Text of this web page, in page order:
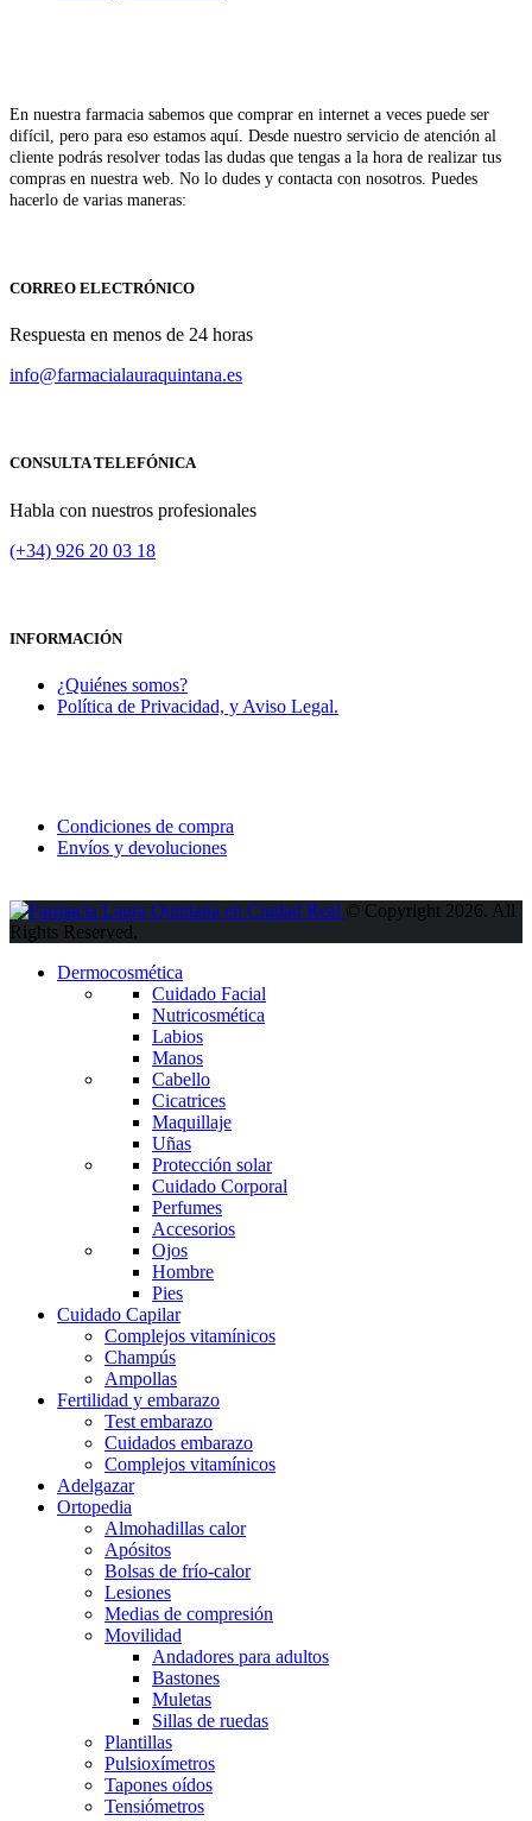
En nuestra farmacia sabemos que comprar en internet a veces puede ser
difícil, pero para eso estamos aquí. Desde nuestro servicio de atención al
cliente podrás resolver todas las dudas que tengas a la hora de realizar tus
compras en nuestra web. No lo dudes y contacta con nosotros. Puedes
hacerlo de varias maneras:
CORREO ELECTRÓNICO
Respuesta en menos de 24 horas
info@farmacialauraquintana.es
CONSULTA TELEFÓNICA
Habla con nuestros profesionales
(+34) 926 20 03 18
INFORMACIÓN
¿Quiénes somos?
Política de Privacidad, y Aviso Legal.
Condiciones de compra
Envíos y devoluciones
© Copyright 2026. All
Rights Reserved.
Dermocosmética
Cuidado Facial
Nutricosmética
Labios
Manos
Cabello
Cicatrices
Maquillaje
Uñas
Protección solar
Cuidado Corporal
Perfumes
Accesorios
Ojos
Hombre
Pies
Cuidado Capilar
Complejos vitamínicos
Champús
Ampollas
Fertilidad y embarazo
Test embarazo
Cuidados embarazo
Complejos vitamínicos
Adelgazar
Ortopedia
Almohadillas calor
Apósitos
Bolsas de frío-calor
Lesiones
Medias de compresión
Movilidad
Andadores para adultos
Bastones
Muletas
Sillas de ruedas
Plantillas
Pulsioxímetros
Tapones oídos
Tensiómetros